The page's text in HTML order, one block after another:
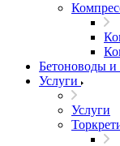
Бетоноводы и
Услуги
Услуги